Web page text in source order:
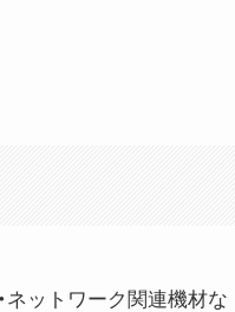
ネットワーク関連機材な